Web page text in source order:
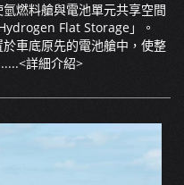
燃料艙與電池單元共享空間
Flat Storage」。
車底原先的電池艙中，使整
<詳細介紹>